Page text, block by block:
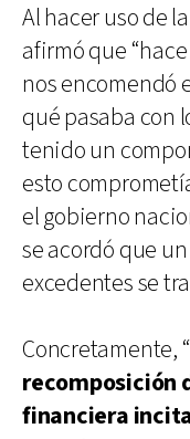
Al hacer uso de
afirmó que
nos encomendó
qué pasaba con
tenido un
esto
el gobierno
se acordó que
excedentes se
Concretamente,
recomposición
financiera